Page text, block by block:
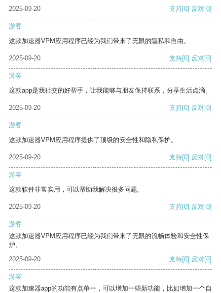
2025-09-20
支持[0] 反对[0]
游客
这款加速器VPM应用程序已经为我们带来了无限的隐私和自由。
2025-09-20 支持[0] 反对[0]
游客
这款app是我社交的好帮手，让我能够与朋友保持联系，分享生活点滴。
2025-09-20 支持[0] 反对[0]
游客
这款加速器VPM应用程序提供了顶级的安全性和隐私保护。
2025-09-20 支持[0] 反对[0]
游客
这款软件非常实用，可以帮助我解决很多问题。
2025-09-20 支持[0] 反对[0]
游客
这款加速器VPM应用程序已经为我们带来了无限的流畅体验和安全性保
护。
2025-09-20
支持[0] 反对[0]
游客
这款加速器app的功能有点单一，可以增加一些新功能，比如增加一个自